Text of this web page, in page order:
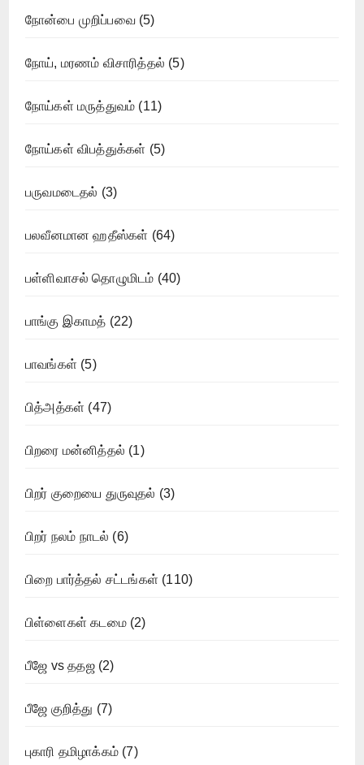
நோன்பை முறிப்பவை(5)
நோய், மரணம் விசாரித்தல் (5)
நோய்கள் மருத்துவம் (11)
நோய்கள் விபத்துக்கள் (5)
பருவமடைதல் (3)
பலவீனமான ஹதீஸ்கள் (64)
பள்ளிவாசல் தொழுமிடம் (40)
பாங்கு இகாமத் (22)
பாவங்கள் (5)
பித்அத்கள் (47)
பிறரை மன்னித்தல் (1)
பிறர் குறையை துருவுதல் (3)
பிறர் நலம் நாடல் (6)
பிறை பார்த்தல் சட்டங்கள் (110)
பிள்ளைகள் கடமை(2)
பீஜே vs ததஜ(2)
பீஜே குறித்து (7)
புகாரி தமிழாக்கம் (7)